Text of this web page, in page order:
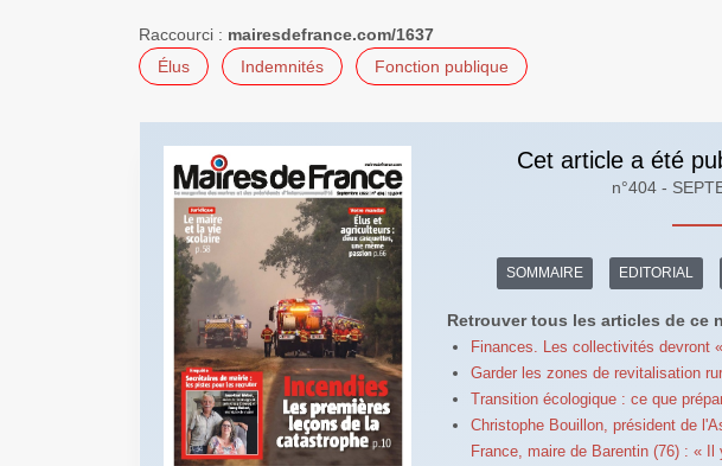
Raccourci : mairesdefrance.com/1637
Élus
Indemnités Fonction publique
Cet article a été
n°404 -
SOMMAIRE EDITORIAL
Retrouver tous les articles de ce
Finances. Les collectivités devront
Garder les zones de revitalisation
Transition écologique : ce que
Christophe Bouillon, président de
France, maire de Barentin (76) : « Il